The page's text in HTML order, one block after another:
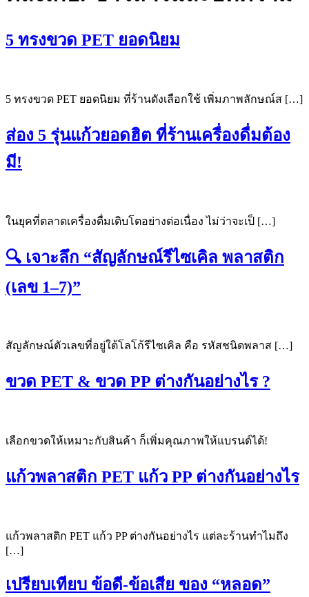
5 ทรงขวด PET ยอดนิยม
5 ทรงขวด PET ยอดนิยม ที่ร้านดังเลือกใช้ เพิ่มภาพลักษณ์ส […]
ส่อง 5 รุ่นแก้วยอดฮิต ที่ร้านเครื่องดื่มต้อง
มี!
ในยุคที่ตลาดเครื่องดื่มเติบโตอย่างต่อเนื่อง ไม่ว่าจะเป็ […]
🔍 เจาะลึก “สัญลักษณ์รีไซเคิล พลาสติก
(เลข 1–7)”
สัญลักษณ์ตัวเลขที่อยู่ใต้โลโก้รีไซเคิล คือ รหัสชนิดพลาส […]
ขวด PET & ขวด PP ต่างกันอย่างไร ?
เลือกขวดให้เหมาะกับสินค้า ก็เพิ่มคุณภาพให้แบรนด์ได้!
แก้วพลาสติก PET แก้ว PP ต่างกันอย่างไร
แก้วพลาสติก PET แก้ว PP ต่างกันอย่างไร แต่ละร้านทำไมถึง
[…]
เปรียบเทียบ ข้อดี-ข้อเสีย ของ “หลอด”